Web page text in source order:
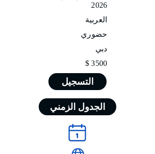
2026
العربية
حضوري
دبي
3500 $
التسجيل
الجدول الزمني